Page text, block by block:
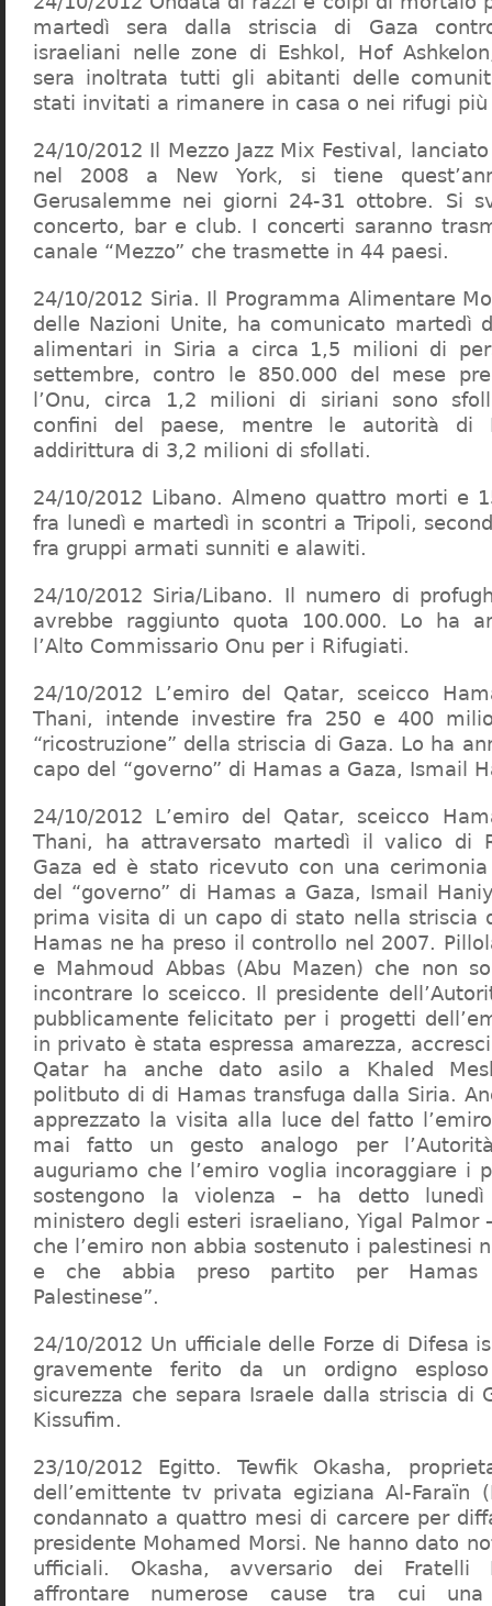
martedì sera dalla striscia di Gaza
israeliani nelle zone di Eshkol, Hof
sera inoltrata tutti gli abitanti delle
stati invitati a rimanere in casa o nei rifugi
24/10/2012 Il Mezzo Jazz Mix Festival,
nel 2008 a New York, si tiene
Gerusalemme nei giorni 24-31 ottobre. Si
concerto, bar e club. I concerti saranno
canale “Mezzo” che trasmette in 44 paesi.
24/10/2012 Siria. Il Programma Alimentare
delle Nazioni Unite, ha comunicato martedì
alimentari in Siria a circa 1,5 milioni di
settembre, contro le 850.000 del mese
l’Onu, circa 1,2 milioni di siriani sono
confini del paese, mentre le autorità di
addirittura di 3,2 milioni di sfollati.
24/10/2012 Libano. Almeno quattro morti e
fra lunedì e martedì in scontri a Tripoli,
fra gruppi armati sunniti e alawiti.
24/10/2012 Siria/Libano. Il numero di
avrebbe raggiunto quota 100.000. Lo ha
l’Alto Commissario Onu per i Rifugiati.
24/10/2012 L’emiro del Qatar, sceicco
Thani, intende investire fra 250 e 400
“ricostruzione” della striscia di Gaza. Lo ha
capo del “governo” di Hamas a Gaza, Ismail
24/10/2012 L’emiro del Qatar, sceicco
Thani, ha attraversato martedì il valico di
Gaza ed è stato ricevuto con una
del “governo” di Hamas a Gaza, Ismail
prima visita di un capo di stato nella striscia
Hamas ne ha preso il controllo nel 2007.
e Mahmoud Abbas (Abu Mazen) che non
incontrare lo sceicco. Il presidente
pubblicamente felicitato per i progetti
in privato è stata espressa amarezza,
Qatar ha anche dato asilo a Khaled
politbuto di di Hamas transfuga dalla Siria.
apprezzato la visita alla luce del fatto
mai fatto un gesto analogo per
auguriamo che l’emiro voglia incoraggiare i
sostengono la violenza – ha detto
ministero degli esteri israeliano, Yigal Palmor
che l’emiro non abbia sostenuto i palestinesi
e che abbia preso partito per Hamas
Palestinese”.
24/10/2012 Un ufficiale delle Forze di Difesa
gravemente ferito da un ordigno
sicurezza che separa Israele dalla striscia di
Kissufim.
23/10/2012 Egitto. Tewfik Okasha,
dell’emittente tv privata egiziana Al-Faraïn
condannato a quattro mesi di carcere per
presidente Mohamed Morsi. Ne hanno dato
ufficiali. Okasha, avversario dei Fratelli
affrontare numerose cause tra cui una